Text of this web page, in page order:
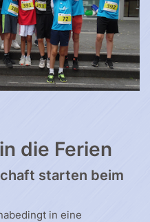
die Ferien
starten beim
in eine